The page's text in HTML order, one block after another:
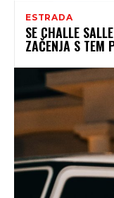
ESTRADA
SE CHALLE
ZAČENJA S TEM